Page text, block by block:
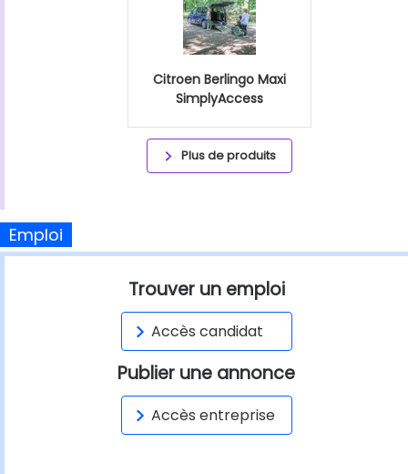
Citroen Berlingo Maxi
SimplyAccess
Plus de produits
Emploi
Trouver un emploi
Accès candidat
Publier une annonce
Accès entreprise